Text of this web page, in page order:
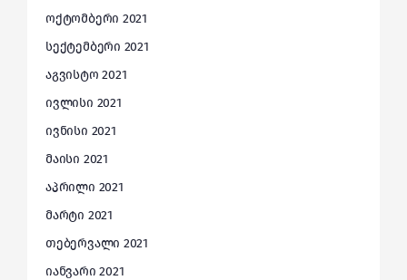
ოქტომბერი 2021
სექტემბერი 2021
აგვისტო 2021
ივლისი 2021
ივნისი 2021
მაისი 2021
აპრილი 2021
მარტი 2021
თებერვალი 2021
იანვარი 2021